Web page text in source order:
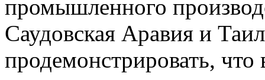
промышленного
Саудовская Аравия и
продемонстрировать, что